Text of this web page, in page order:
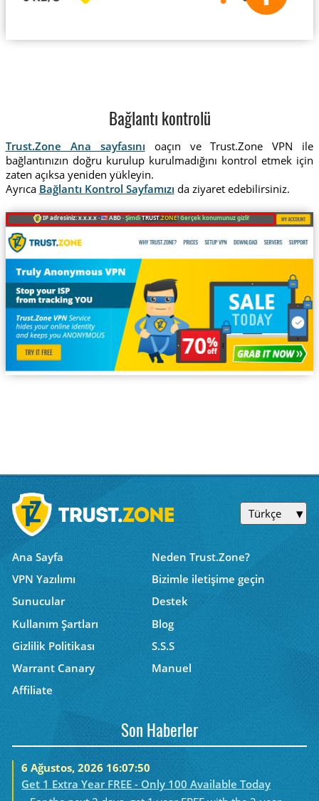
Bağlantı kontrolü
Trust.Zone Ana sayfasını oaçın ve Trust.Zone VPN ile
bağlantınızın doğru kurulup kurulmadığını kontrol etmek için
zaten açıksa yeniden yükleyin.
Ayrıca Bağlantı Kontrol Sayfamızı da ziyaret edebilirsiniz.
IP adresiniz: x.x.x.x · ABD ·ŞimdiTRUST.ZONE! Gerçek konumunuz gizli!
Türkçe
Ana Sayfa
Neden Trust.Zone?
VPN Yazılımı
Bizimle iletişime geçin
Sunucular
Destek
Kullanım Şartları
Blog
Gizlilik Politikası
S.S.S
Warrant Canary
Manuel
Affiliate
Son Haberler
6 Ağustos, 2026 16:07:50
Get 1 Extra Year FREE - Only 100 Available Today